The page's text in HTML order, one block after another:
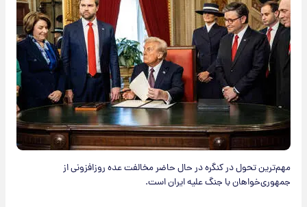
مهم‌ترین تحول در کنگره در حال حاضر مخالفت عده روزافزونی از
جمهوری‌خواهان با جنگ علیه ایران است.